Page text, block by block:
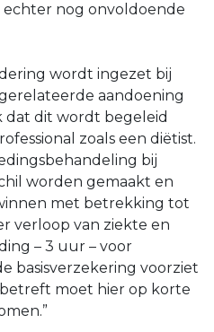
nog onvoldoende
wordt ingezet bij
aandoening
dat dit wordt begeleid
zoals een diëtist.
bij
worden gemaakt en
met betrekking tot
verloop van ziekte en
– 3 uur – voor
basisverzekering voorziet
betreft moet hier op korte